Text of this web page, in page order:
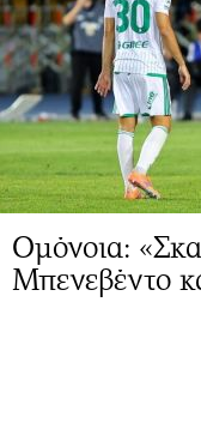
Ομόνοια:
Μπενεβέντο